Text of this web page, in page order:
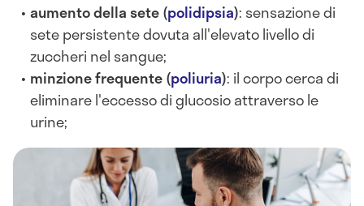
aumento della sete (polidipsia): sensazione di
sete persistente dovuta all'elevato livello di
zuccheri nel sangue;
minzione frequente (poliuria): il corpo cerca di
eliminare l'eccesso di glucosio attraverso le
urine;